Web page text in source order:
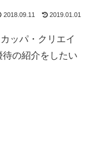
2018.09.11 2019.01.01
ッパ・クリエイ
待の紹介をしたい